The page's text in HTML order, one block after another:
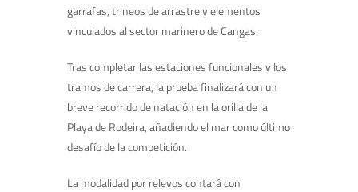
garrafas, trineos de arrastre y elementos
vinculados al sector marinero de Cangas.
Tras completar las estaciones funcionales y los
tramos de carrera, la prueba finalizará con un
breve recorrido de natación en la orilla de la
Playa de Rodeira, añadiendo el mar como último
desafío de la competición.
La modalidad por relevos contará con